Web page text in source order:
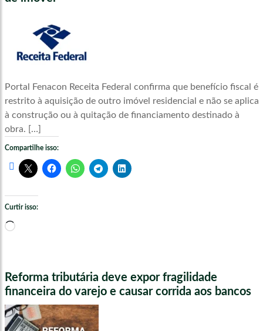
Portal Fenacon Receita Federal confirma que benefício fiscal é
restrito à aquisição de outro imóvel residencial e não se aplica
à construção ou à quitação de financiamento destinado à
obra. […]
Compartilhe isso:
Curtir isso:
Carregando...
Reforma tributária deve expor fragilidade
financeira do varejo e causar corrida aos bancos